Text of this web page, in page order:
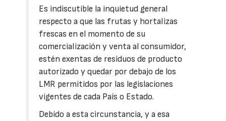
Es indiscutible la inquietud general
respecto a que las frutas y hortalizas
frescas en el momento de su
comercialización y venta al consumidor,
estén exentas de residuos de producto
autorizado y quedar por debajo de los
LMR permitidos por las legislaciones
vigentes de cada País o Estado.
Debido a esta circunstancia, y a esa